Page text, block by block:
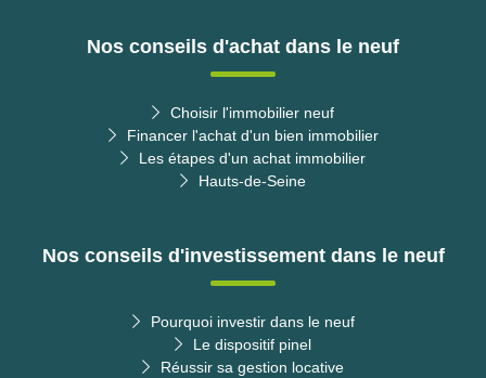
Nos conseils d'achat dans le neuf
Choisir l'immobilier neuf
Financer l'achat d'un bien immobilier
Les étapes d'un achat immobilier
Hauts-de-Seine
Nos conseils d'investissement dans le neuf
Pourquoi investir dans le neuf
Le dispositif pinel
Réussir sa gestion locative